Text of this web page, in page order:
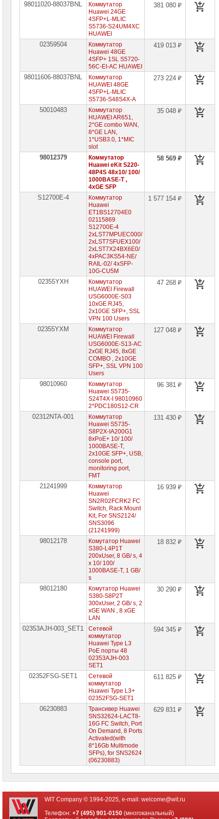
Сетевое
Сетевые
адаптеры
оборудование
Allied
Сетевое
оборудование
Маршрутизаторы
Huawei
контроля
NetPing
Сетевое
Cisco
Сетевое
оборудование
системы
хранения
бесперебойного
Программное
98011020-88037BNL
Коммутатор
Huawei 24GE
4SFP+L-MLIC
S5736-S24UM4XC
HUAWEI
381 080 ₽
02359504
Коммутатор
Huawei 48GE
4SFP+ 1SL S5720-
56C-EI-AC HUAWEI
419 013 ₽
98011606-88037BNL
Коммутатор
HUAWEI 48GE
4SFP+L-MLIC
S5736-S48S4X-A
273 224 ₽
50010483
Коммутатор
HUAWEI AR651,
2*GE combo WAN,
8*GE LAN,
1*USB3.0, 1*MIC
slot
35 048 ₽
98012379
Коммутатор
Huawei eKit S220-
48P4S 48x10/ 100/
1000BASE-T ,
4xGE SFP
58 569 ₽
S12700E-4
Коммутатор
Huawei
ET1BS12704E0
02115869
S12700E-4
2xLST7MPUEC000/
2xLST7SFUEX100/
2xLST7X24BX6E0/
4xPAC3KS54-NE/
RAIL-02/ 4xSFP-
10G-CU5M
1 577 154 ₽
02355YXH
Коммутатор
HUAWEI Firewall
USG6000E-S03
10xGE RJ45,
2x10GE SFP+, SSL
VPN 100 Users
47 268 ₽
02355YXM
Коммутатор
HUAWEI Firewall
USG6000E-S13-AC
2xGE RJ45, 8xGE
COMBO , 2x10GE
SFP+, SSL VPN 100
Users
127 048 ₽
98010960
Коммутатор
Huawei S5735-
S24T4X-I 98010960
2*PDC180S12-CR
96 381 ₽
02312NTA-001
Коммутатор
Huawei S5735-
S8P2X-IA200G1
8хPoE+ 10/ 100/
1000BASE-T,
2х10GE SFP+, USB,
console port,
monitoring port,
FMT
131 430 ₽
21241999
Коммутатор
Huawei
SN2R02FCRK2 FC
Switch, Rack Mount
Kit, For SNS2124/
SNS3096
(21241999)
16 939 ₽
98012178
Комутатор Huawei
S380-L4P1T
200xUser, 8 GB/ s, 4
x 10/ 100/
1000BASE-T, 1 GB/
s
18 832 ₽
98012180
Комутатор Huawei
S380-S8P2T
300xUser, 2 GB/ s, 2
xGE WAN , 8 xGE
LAN
30 290 ₽
02353AJH-003_SET1
Сетевой
коммутатор
Huawei Type L3
PoE порты 48
02353AJH-003
SET1
594 345 ₽
02352FSG-SET1
Сетевой
коммутатор
Huawei Type L3+
02352FSG-SET1
611 825 ₽
06230883
Трансивер Huawei
SNS32624-LACT8-
16G FC Switch, Port
On Demand, 8 Ports
Activated(with
8*16Gb Multimode
SFPs), for SNS2624
(06230883)
629 831 ₽
WIT Company © 1994-2025, e-mail: welcome@wit.ru
Телефон:+7 (495) 901-0150 (многоканальный)